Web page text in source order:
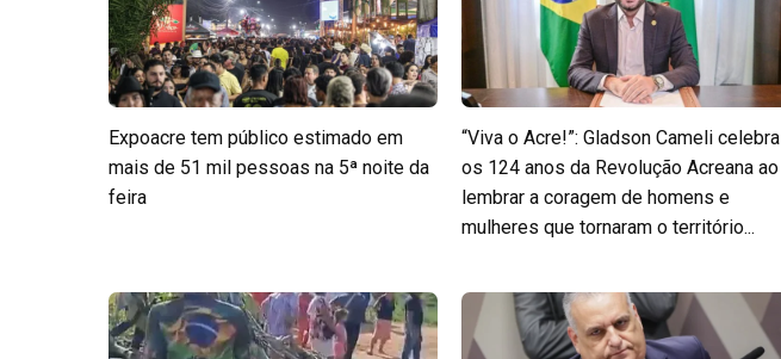
Expoacre tem público estimado em
mais de 51 mil pessoas na 5ª noite da
feira
“Viva o Acre!”: Gladson Cameli celebra
os 124 anos da Revolução Acreana ao
lembrar a coragem de homens e
mulheres que tornaram o território...